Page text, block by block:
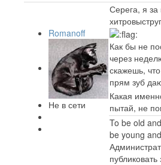
Romanoff
Не в сети
Серега, я за
Как бы не
через
скажешь,
прям зуб
Какая
пытай, не
To be old
be young